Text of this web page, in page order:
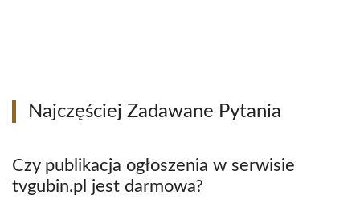
Najczęściej Zadawane Pytania
Czy publikacja ogłoszenia w serwisie
tvgubin.pl jest darmowa?